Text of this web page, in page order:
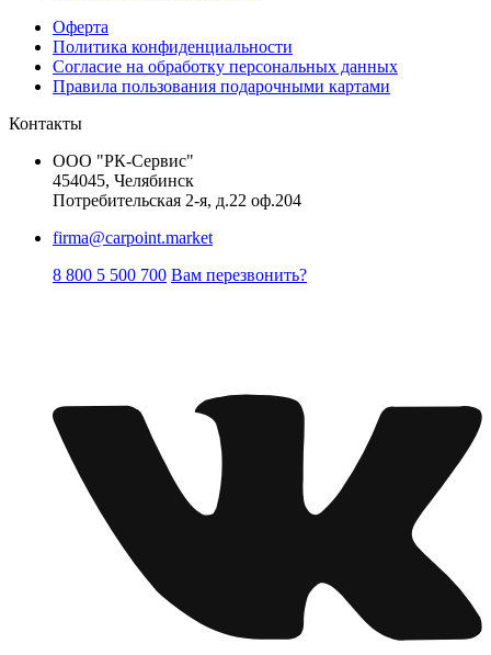
Оферта
Политика конфиденциальности
Согласие на обработку персональных данных
Правила пользования подарочными картами
Контакты
ООО "РК-Сервис"
454045, Челябинск
Потребительская 2-я, д.22 оф.204
firma@carpoint.market
8 800 5 500 700 Вам перезвонить?